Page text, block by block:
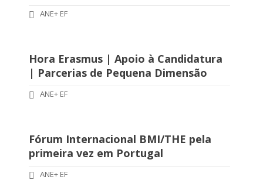
ANE+ EF
Hora Erasmus | Apoio à Candidatura
| Parcerias de Pequena Dimensão
ANE+ EF
Fórum Internacional BMI/THE pela
primeira vez em Portugal
ANE+ EF